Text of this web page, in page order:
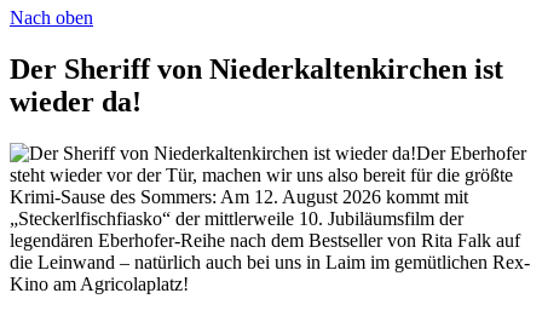
Nach oben
Der Sheriff von Niederkaltenkirchen ist
wieder da!
Der Eberhofer
steht wieder vor der Tür, machen wir uns also bereit für die größte
Krimi-Sause des Sommers: Am 12. August 2026 kommt mit
„Steckerlfischfiasko“ der mittlerweile 10. Jubiläumsfilm der
legendären Eberhofer-Reihe nach dem Bestseller von Rita Falk auf
die Leinwand – natürlich auch bei uns in Laim im gemütlichen Rex-
Kino am Agricolaplatz!